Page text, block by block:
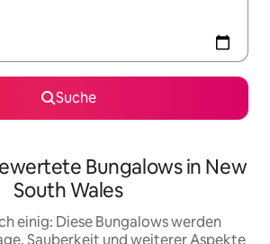
Suche
Bungalows in New
South Wales
einig: Diese Bungalows werden
Sauberkeit und weiterer Aspekte